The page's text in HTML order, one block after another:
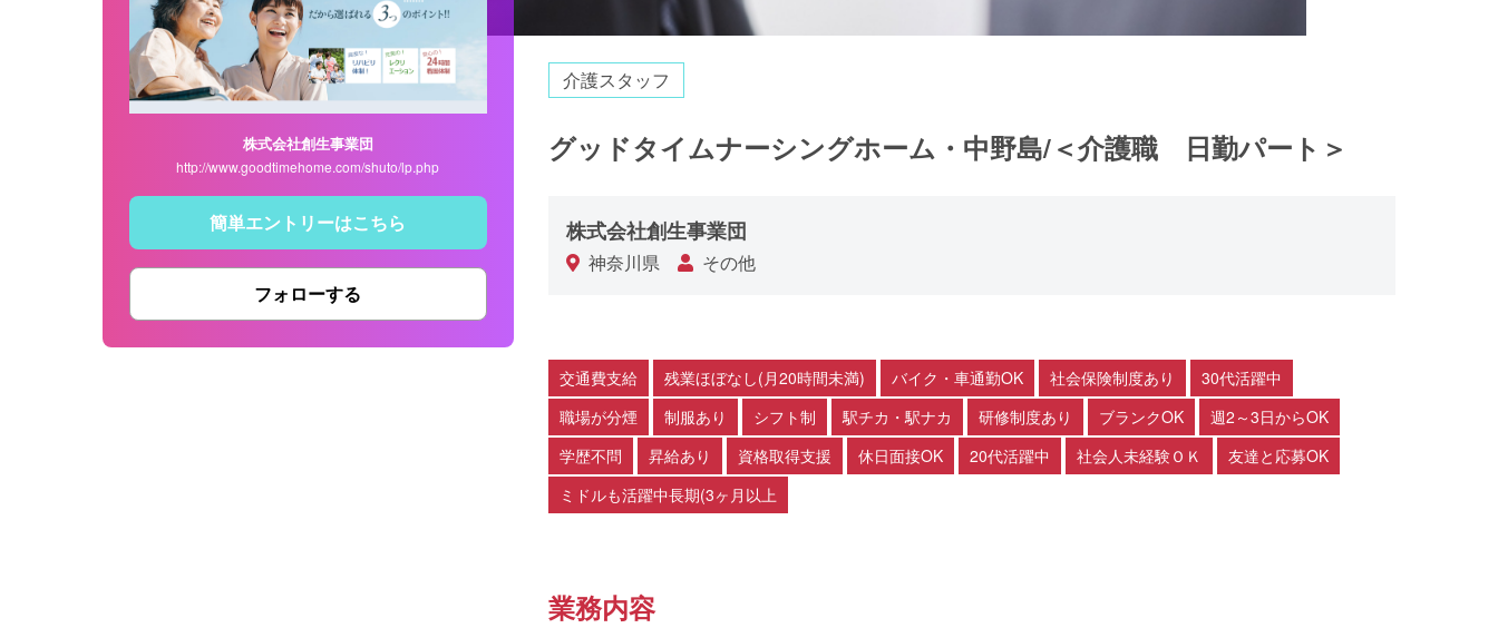
株式会社創生事業団
http://www.goodtimehome.com/shuto/lp.php
簡単エントリーはこちら
フォローする
介護スタッフ
グッドタイムナーシングホーム・中野島/＜介護職 日勤パート＞
株式会社創生事業団
神奈川県 その他
交通費支給 残業ほぼなし(月20時間未満) バイク・車通勤OK 社会保険制度あり
30代活躍中
職場が分煙
制服あり シフト制 駅チカ・駅ナカ 研修制度あり ブランクOK
週2～3日からOK
学歴不問
昇給あり 資格取得支援 休日面接OK 20代活躍中 社会人未経験ＯＫ
友達と応募OK
ミドルも活躍中長期(3ヶ月以上
業務内容